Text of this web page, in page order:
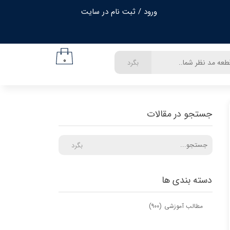
ورود / ثبت نام در سایت
تغییر گذر واژه
۰ بگرد
دسته بندی ها
مطالب آموزشی (۹۰۰)
جستجو در مقالات
بگرد